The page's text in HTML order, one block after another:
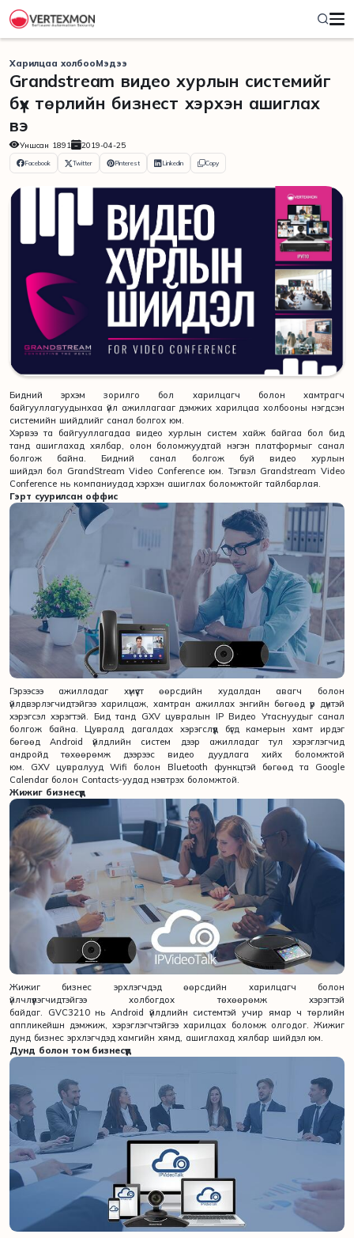
Харилцаа холбооМэдээ
Grandstream видео хурлын системийг
бүх төрлийн бизнест хэрхэн ашиглах
вэ
Уншсан 1891 2019-04-25
Facebook Twitter Pinterest Linkedin Copy
Бидний эрхэм зорилго бол харилцагч болон хамтрагч
байгууллагуудынхаа үйл ажиллагааг дэмжих харилцаа холбооны нэгдсэн
системийн шийдлийг санал болгох юм.
Хэрвээ та байгууллагадаа видео хурлын систем хайж байгаа бол бид
танд ашиглахад хялбар, олон боломжуудтай нэгэн платформыг санал
болгож байна. Бидний санал болгож буй видео хурлын
шийдэл бол GrandStream Video Conference юм. Тэгвэл Grandstream Video
Conference нь компаниудад хэрхэн ашиглах боломжтойг тайлбарлая.
Гэрт суурилсан оффис
Гэрээсээ ажилладаг хүмүүст өөрсдийн худалдан авагч болон
үйлдвэрлэгчидтэйгээ харилцаж, хамтран ажиллах энгийн бөгөөд үр дүнтэй
хэрэгсэл хэрэгтэй. Бид танд GXV цувралын IP Видео Утаснуудыг санал
болгож байна. Цувралд дагалдах хэрэгслүүд бүгд камерын хамт ирдэг
бөгөөд Android үйлдлийн систем дээр ажилладаг тул хэрэглэгчид
андройд төхөөрөмж дээрээс видео дуудлага хийх боломжтой
юм. GXV цувралууд Wifi болон Bluetooth функцтэй бөгөөд та Google
Calendar болон Contacts-уудад нэвтрэх боломжтой.
Жижиг бизнесүүд
Жижиг бизнес эрхлэгчдэд өөрсдийн харилцагч болон
үйлчлүүлэгчидтэйгээ холбогдох төхөөрөмж хэрэгтэй
байдаг. GVC3210 нь Android үйлдлийн системтэй учир ямар ч төрлийн
аппликейшн дэмжиж, хэрэглэгчтэйгээ харилцах боломж олгодог. Жижиг
дунд бизнес эрхлэгчдэд хамгийн хямд, ашиглахад хялбар шийдэл юм.
Дунд болон том бизнесүүд